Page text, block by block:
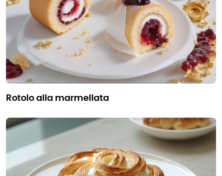
rotolo alla marmellata